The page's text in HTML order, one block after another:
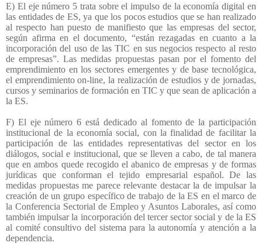
E) El eje número 5 trata sobre el impulso de la economía digital en
las entidades de ES, ya que los pocos estudios que se han realizado
al respecto han puesto de manifiesto que las empresas del sector,
según afirma en el documento, “están rezagadas en cuanto a la
incorporación del uso de las TIC en sus negocios respecto al resto
de empresas”. Las medidas propuestas pasan por el fomento del
emprendimiento en los sectores emergentes y de base tecnológica,
el emprendimiento on-line, la realización de estudios y de jornadas,
cursos y seminarios de formación en TIC y que sean de aplicación a
la ES.
F) El eje número 6 está dedicado al fomento de la participación
institucional de la economía social, con la finalidad de facilitar la
participación de las entidades representativas del sector en los
diálogos, social e institucional, que se lleven a cabo, de tal manera
que en ambos quede recogido el abanico de empresas y de formas
jurídicas que conforman el tejido empresarial español. De las
medidas propuestas me parece relevante destacar la de impulsar la
creación de un grupo específico de trabajo de la ES en el marco de
la Conferencia Sectorial de Empleo y Asuntos Laborales, así como
también impulsar la incorporación del tercer sector social y de la ES
al comité consultivo del sistema para la autonomía y atención a la
dependencia.